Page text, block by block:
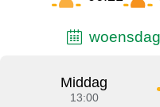
Middag
13:00